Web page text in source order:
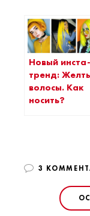
Новый инста-
тренд:
волосы. Как
носить?
3